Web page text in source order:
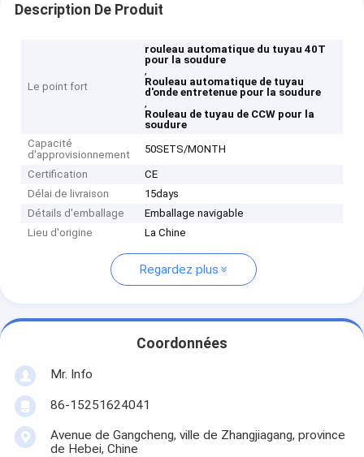
Description De Produit
Le point fort
rouleau automatique du tuyau 40T
pour la soudure
,
Rouleau automatique de tuyau
d'onde entretenue pour la soudure
,
Rouleau de tuyau de CCW pour la
soudure
Capacité
d'approvisionnement
50SETS/MONTH
Certification
CE
Délai de livraison
15days
Détails d'emballage
Emballage navigable
Lieu d'origine
La Chine
Regardez plus
Coordonnées
Mr. Info
86-15251624041
Avenue de Gangcheng, ville de Zhangjiagang, province
de Hebei, Chine